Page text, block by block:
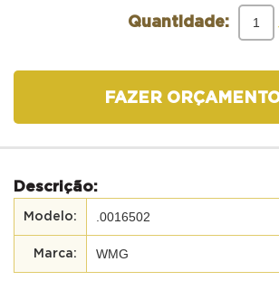
Quantidade:
FAZER
Descrição:
.0016502
WMG